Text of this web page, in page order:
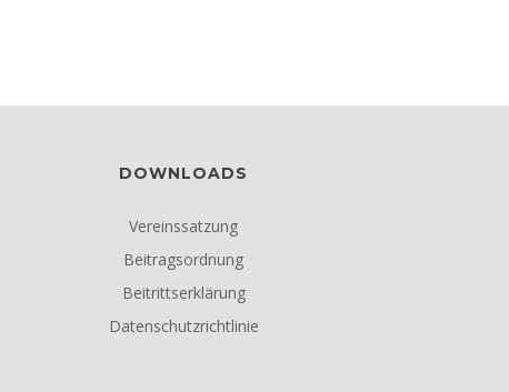
DOWNLOADS
Vereinssatzung
Beitragsordnung
Beitrittserklärung
Datenschutzrichtlinie